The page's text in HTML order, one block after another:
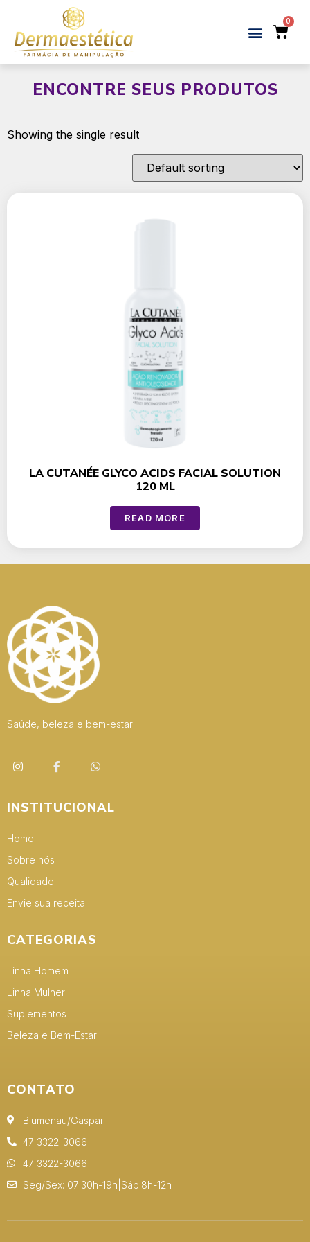
ENCONTRE SEUS PRODUTOS
Showing the single result
LA CUTANÉE GLYCO ACIDS FACIAL SOLUTION
120 ML
READ MORE
Saúde, beleza e bem-estar
INSTITUCIONAL
Home
Sobre nós
Qualidade
Envie sua receita
CATEGORIAS
Linha Homem
Linha Mulher
Suplementos
Beleza e Bem-Estar
CONTATO
Blumenau/Gaspar
47 3322-3066
47 3322-3066
Seg/Sex: 07:30h-19h|Sáb.8h-12h